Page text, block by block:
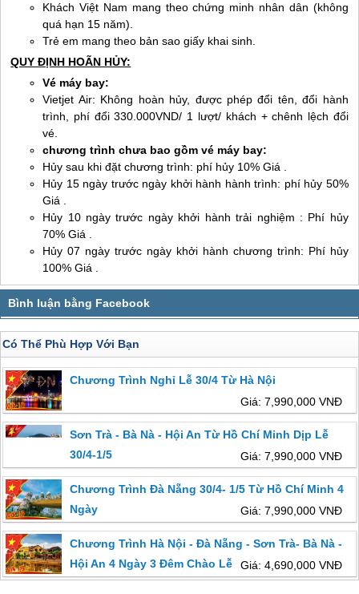
Khách Việt Nam mang theo chứng minh nhân dân (không
quá hạn 15 năm).
Trẻ em mang theo bản sao giấy khai sinh.
QUY ĐỊNH HOÃN HỦY:
Vé máy bay:
Vietjet Air: Không hoàn hủy, được phép đổi tên, đổi hành
trình, phí đổi 330.000VND/ 1 lượt/ khách + chênh lệch đổi
vé.
chương trình chưa bao gồm vé máy bay:
Hủy sau khi đặt chương trình: phí hủy 10% Giá .
Hủy 15 ngày trước ngày khởi hành hành trình: phí hủy 50%
Giá .
Hủy 10 ngày trước ngày khởi hành trải nghiệm : Phí hủy
70% Giá .
Hủy 07 ngày trước ngày khởi hành chương trình: Phí hủy
100% Giá .
Có Thể Phù Hợp Với Bạn
Chương Trình Nghỉ Lễ 30/4 Từ Hà Nội
Giá: 7,990,000 VNĐ
Sơn Trà - Bà Nà - Hội An Từ Hồ Chí Minh Dịp Lễ
30/4-1/5
Giá: 7,990,000 VNĐ
Chương Trình Đà Nẵng 30/4- 1/5 Từ Hồ Chí Minh 4
Ngày
Giá: 7,990,000 VNĐ
Chương Trình Hà Nội - Đà Nẵng - Sơn Trà- Bà Nà -
Hội An 4 Ngày 3 Đêm Chào Lễ 30/4-1/5Giá: 4,690,000 VNĐ